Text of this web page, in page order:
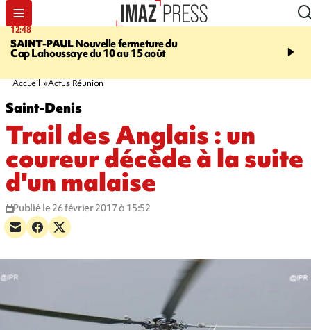
12:48
SAINT-PAULNouvelle fermeture du
Cap Lahoussaye du 10 au 15 août
14:23
massif de migrants, la
Accueil Actus Réunion
Saint-Denis
Trail des Anglais : un
coureur décède à la suite
d'un malaise
Publié le 26 février 2017 à 15:52